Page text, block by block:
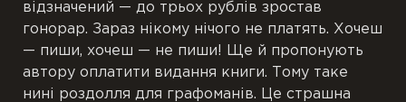
відзначений — до трьох рублів зростав
гонорар. Зараз нікому нічого не платять. Хочеш
— пиши, хочеш — не пиши! Ще й пропонують
автору оплатити видання книги. Тому таке
нині роздолля для графоманів. Це страшна